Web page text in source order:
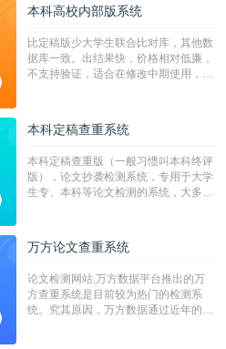
本科高校内部版系统
比定稿版少大学生联合比对库，其他数
据库一致。出结果快，价格相对低廉，
不支持验证，适合在修改中期使用，定
本科定稿查重系统
本科定稿查重版（一般习惯叫本科终评
版），论文抄袭检测系统，专用于大学
生专、本科等论文检测的系统，大多数
万方论文查重系统
论文检测网站,万方数据平台推出的万
方查重系统是目前较为热门的检测系
统。究其原因，万方数据通过近年的发